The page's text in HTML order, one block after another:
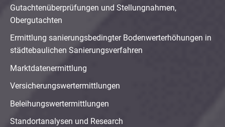
Gutachtenüberprüfungen und Stellungnahmen,
Obergutachten
Ermittlung sanierungsbedingter Bodenwerterhöhungen in
städtebaulichen Sanierungsverfahren
Marktdatenermittlung
Versicherungswertermittlungen
Beleihungswertermittlungen
Standortanalysen und Research